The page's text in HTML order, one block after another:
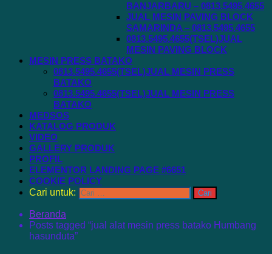
BANJARBARU – 0813.5495.4655
JUAL MESIN PAVING BLOCK
SAMARINDA – 0813.5495.4655
0813.5495.4655(TSEL)JUAL
MESIN PAVING BLOCK
MESIN PRESS BATAKO
0813.5495.4655(TSEL)JUAL MESIN PRESS
BATAKO
0813.5495.4655(TSEL)JUAL MESIN PRESS
BATAKO
MEDSOS
KATALOG PRODUK
VIDEO
GALLERY PRODUK
PROFIL
ELEMENTOR LANDING PAGE #6651
COOKIE POLICY
Cari untuk:
Beranda
Posts tagged “jual alat mesin press batako Humbang
hasunduta”